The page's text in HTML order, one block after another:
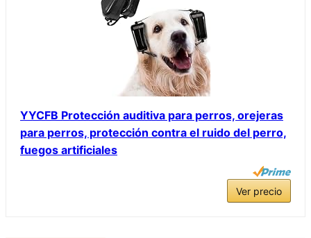
YYCFB Protección auditiva para perros, orejeras
para perros, protección contra el ruido del perro,
fuegos artificiales
Ver precio